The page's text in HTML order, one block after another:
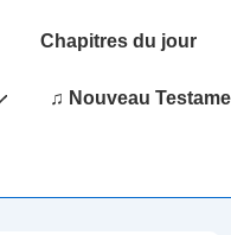
Chapitres du jour
♫ Nouveau